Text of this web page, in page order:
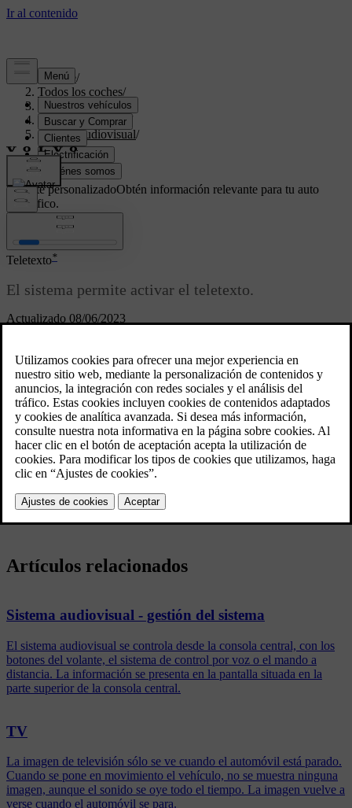
Soporte/
Todos los coches/
V70 2016 /
Manual de usuario
Sistema audiovisual/
TV/
Teletexto
Soporte personalizadoObtén información relevante para tu auto
específico.
Iniciar sesión
Actualizado 08/06/2023
Teletexto*
El sistema permite activar el teletexto.
Para ver teletexto, vaya en el modo TV a Menú TV→ Teletexto
Introduzca el número (3 cifras) con los botones de cifras (0-9)
para seleccionar la página.
La página aparece automáticamente.
Introduzca el número de otra página o gireTUNEpara ir a la página
siguiente.
Artículos relacionados
Sistema audiovisual - gestión del sistema
El sistema audiovisual se controla desde la consola central, con los
botones del volante, el sistema de control por voz o el mando a
distancia. La información se presenta en la pantalla situada en la
parte superior de la consola central.
TV
La imagen de televisión sólo se ve cuando el automóvil está parado.
Cuando se pone en movimiento el vehículo, no se muestra ninguna
imagen, aunque el sonido se oye todo el tiempo. La imagen vuelve a
verse cuando el automóvil se para.